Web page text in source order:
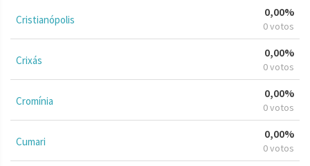
Cristianópolis
0,00%
0 votos
Crixás
0,00%
0 votos
Cromínia
0,00%
0 votos
Cumari
0,00%
0 votos